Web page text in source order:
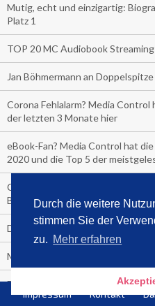
Durch die weitere
stimmen Sie der
zu. Mehr erfahren
Mutig, echt und einzigartig:
Platz 1
TOP 20 MC Audiobook
Jan Böhmermann an Doppelspitze
Corona Fehlalarm? Media
der letzten 3 Monate hier
eBook-Fan? Media Control hat
2020 und die Top 5 der
COVER-CHECK: Die Top Ten
Bahnhofskiosken
Der Media Control Sommer-
Media Control präsentiert den
Die Bitch macht sich nackig aus
Impressum Kontakt